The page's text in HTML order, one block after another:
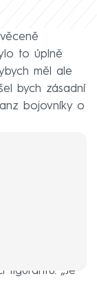
to úplně
měl ale
bych zásadní
bojovníky o
„Je